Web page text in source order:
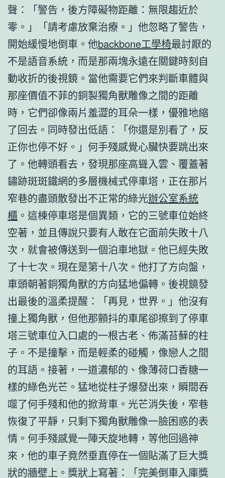
聲：「警告，後方障礙物距離：無限趨近於
零。」「請考慮放棄治療。」他忽略了警告，
開始緩慢地倒車。他backbone工學椅最討厭的
不是語音系統，而是那兩塊永遠在關鍵時刻自
動收折的後視鏡。當他需要它們來判斷車體與
那座價值不菲的銅製獨角獸雕像之間的距離
時，它們卻像兩片羞澀的耳朵一樣，優雅地縮
了回去。同時發出低語：「你還是別看了，反
正你也停不好。」何手殘感覺心臟快要跳出來
了。他轉頭看去，發現那座高聳入雲、覆蓋著
鏽跡斑斑鐵網的多層機械式停車塔，正在那片
窄巷的盡頭散發出不正常的綠光辦公室系統
櫃 。這棟停車塔是個異類，它的三號車位始終
空著，並且傳說只要有人敢在它面前失敗十八
次，就會被傳送到一個泊車地獄。他已經失敗
了十七次。現在是第十八次。他打了方向盤，
車頭朝著銅獨角獸的方向猛地偏轉。後視鏡發
出最後的溫柔提醒：「再見，世界。」他沒有
撞上獨角獸，但他那顫抖的車尾卻擦到了停車
塔三號車位入口處的一根古老、佈滿苔蘚的柱
子。不是撞擊，而是輕柔的碰觸，像戀人之間
的耳語。接著，一道濃郁的、像薄荷口香糖一
樣的綠色光芒。猛地從柱子爆發出來，瞬間吞
噬了何手殘和他的掀背車。光芒消失後，窄巷
恢復了平靜，只剩下獨角獸雕像一臉困惑的表
情。何手殘感覺一陣天旋地轉，等他回過神
來，他的車子竟然垂直停在一個貼滿了巨大獎
狀的牆壁上。獎狀上寫著：「完美倒車入庫獎